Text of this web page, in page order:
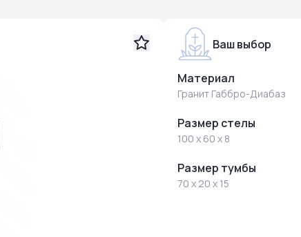
Ваш выбор
Материал
Гранит Габбро-Диабаз
Размер стелы
100 x 60 x 8
Размер тумбы
70 x 20 x 15